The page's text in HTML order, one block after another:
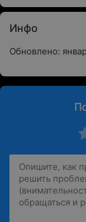
Инфо
Обновлено: